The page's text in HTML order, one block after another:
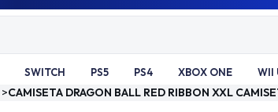
SWITCH PS5 PS4 XBOX ONE WII
>CAMISETA DRAGON BALL RED RIBBON XXL